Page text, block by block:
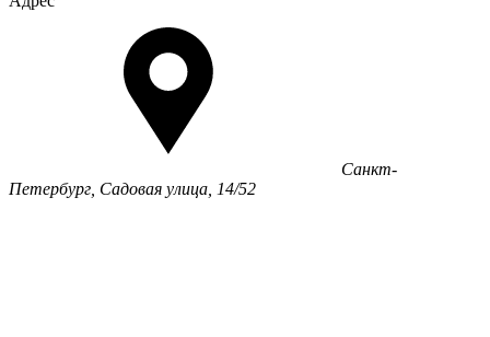
Санкт-
Петербург, Садовая улица, 14/52